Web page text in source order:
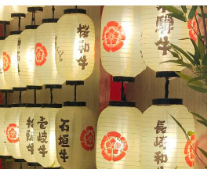
viste